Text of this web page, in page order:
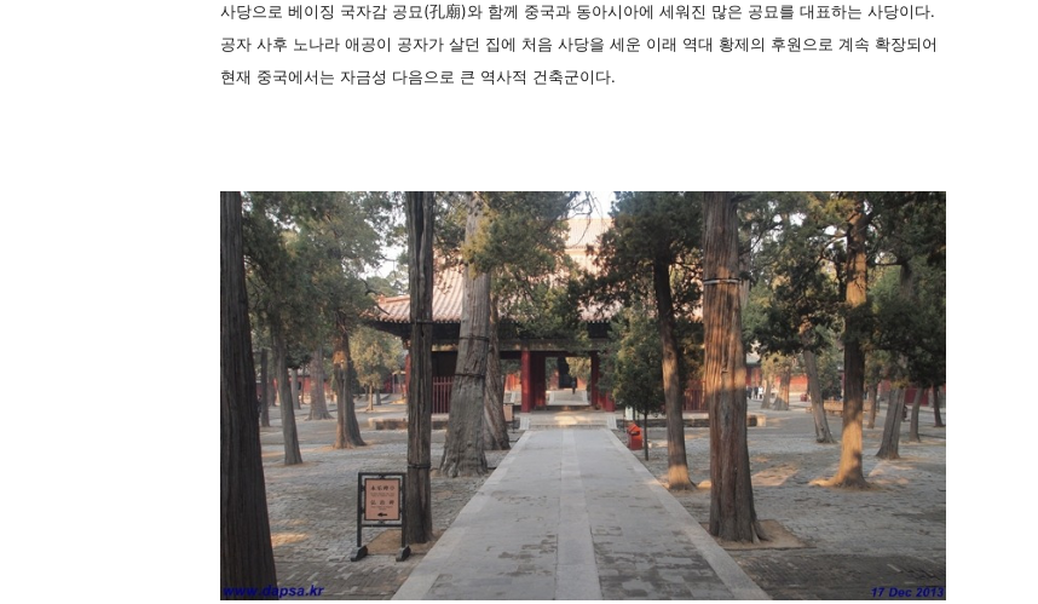
사당으로 베이징 국자감 공묘(孔廟)와 함께 중국과 동아시아에 세워진 많은 공묘를 대표하는 사당이다.
공자 사후 노나라 애공이 공자가 살던 집에 처음 사당을 세운 이래 역대 황제의 후원으로 계속 확장되어
현재 중국에서는 자금성 다음으로 큰 역사적 건축군이다.